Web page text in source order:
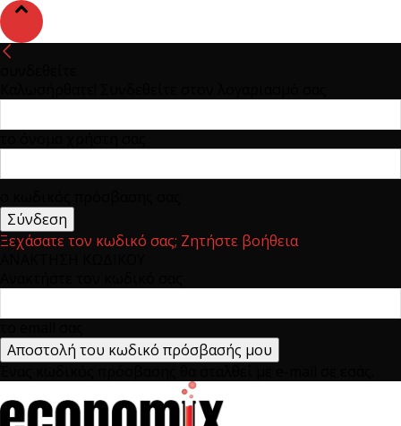
Ξεχάσατε τον κωδικό σας; Ζητήστε βοήθεια